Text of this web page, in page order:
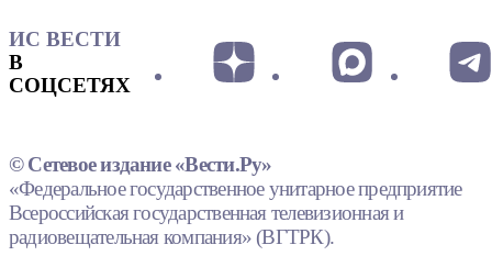
ИС ВЕСТИ
В
СОЦСЕТЯХ
© Сетевое издание «Вести.Ру»
«Федеральное государственное унитарное предприятие
Всероссийская государственная телевизионная и
радиовещательная компания» (ВГТРК).